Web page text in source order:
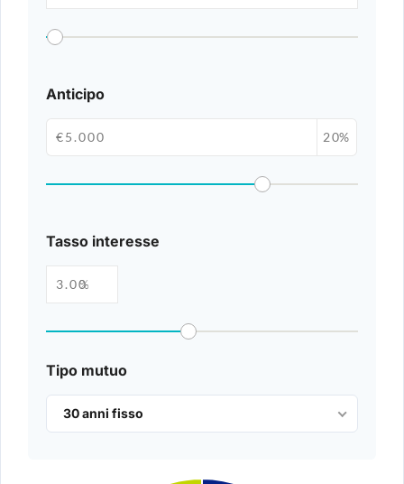
Anticipo
%
Tasso interesse
%
Tipo mutuo
30 anni fisso